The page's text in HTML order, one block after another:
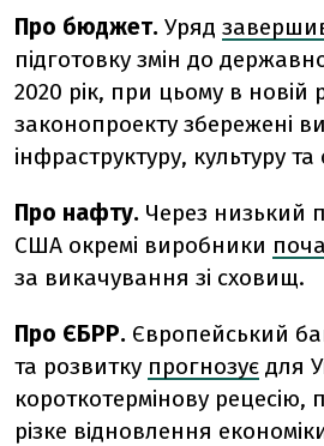
Про бюджет. Уряд
підготовку змін до
2020 рік, при цьому в новій
законопроекту збережені
інфраструктуру, культуру та
Про нафту. Через низький
США окремі виробники
за викачування зі сховищ.
Про ЄБРР. Європейський
та розвитку прогнозує для
короткотермінову рецесію,
різке відновлення